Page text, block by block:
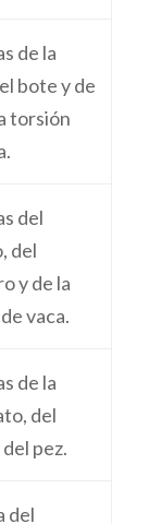
de la
bote y de
torsión
del
del
y de la
vaca.
de la
del
pez.
del